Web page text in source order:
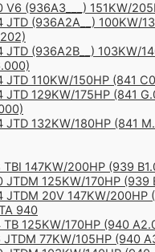
V6 (936A3___) 151KW/
JTD (936A2A__) 100KW/
JTD (936A2B__) 103KW/
JTD 110KW/150HP (841
JTD 129KW/175HP (841
JTD 132KW/180HP (841
TBI 147KW/200HP (939
JTDM 125KW/170HP (939
JTDM 20V 147KW/200HP
940
TB 125KW/170HP (940
JTDM 77KW/105HP (940